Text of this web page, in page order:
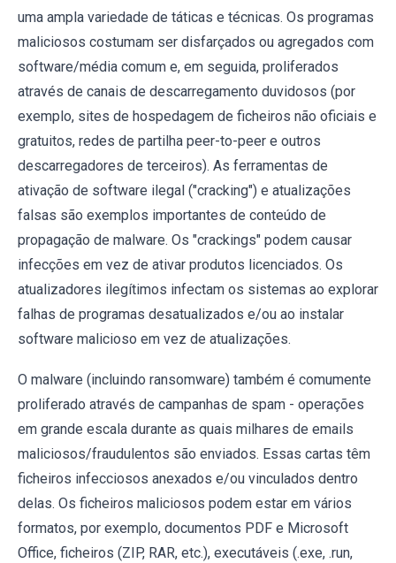
uma ampla variedade de táticas e técnicas. Os programas
maliciosos costumam ser disfarçados ou agregados com
software/média comum e, em seguida, proliferados
através de canais de descarregamento duvidosos (por
exemplo, sites de hospedagem de ficheiros não oficiais e
gratuitos, redes de partilha peer-to-peer e outros
descarregadores de terceiros). As ferramentas de
ativação de software ilegal ("cracking") e atualizações
falsas são exemplos importantes de conteúdo de
propagação de malware. Os "crackings" podem causar
infecções em vez de ativar produtos licenciados. Os
atualizadores ilegítimos infectam os sistemas ao explorar
falhas de programas desatualizados e/ou ao instalar
software malicioso em vez de atualizações.
O malware (incluindo ransomware) também é comumente
proliferado através de campanhas de spam - operações
em grande escala durante as quais milhares de emails
maliciosos/fraudulentos são enviados. Essas cartas têm
ficheiros infecciosos anexados e/ou vinculados dentro
delas. Os ficheiros maliciosos podem estar em vários
formatos, por exemplo, documentos PDF e Microsoft
Office, ficheiros (ZIP, RAR, etc.), executáveis ​​(.exe, .run,